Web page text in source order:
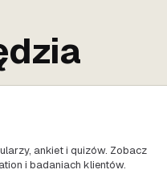
ankiet i quizów. Zobacz
i badaniach klientów.